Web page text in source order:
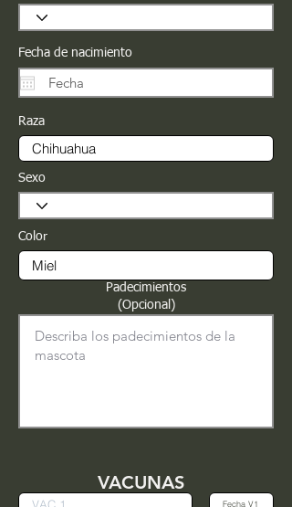
Fecha de nacimiento
Raza
Sexo
Color
Padecimientos
(Opcional)
VACUNAS